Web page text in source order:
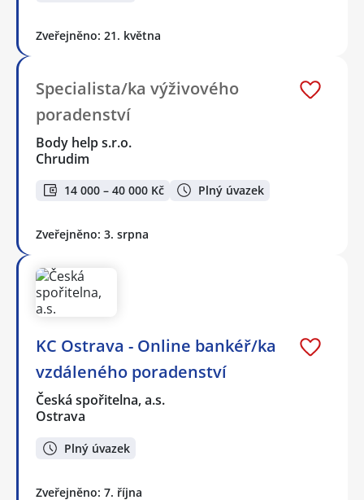
Zveřejněno: 21. května
Specialista/ka výživového
poradenství
Body help s.r.o.
Chrudim
14 000 – 40 000 Kč Plný úvazek
Zveřejněno: 3. srpna
KC Ostrava - Online bankéř/ka
vzdáleného poradenství
Česká spořitelna, a.s.
Ostrava
Plný úvazek
Zveřejněno: 7. října